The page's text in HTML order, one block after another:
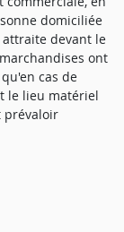
domiciliée
devant le
ont
cas de
le lieu matériel
prévaloir